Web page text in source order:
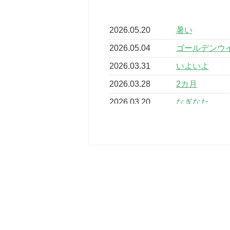
2026.05.20 暑い
2026.05.04 ゴールデンウ
2026.03.31 いよいよ
2026.03.28 2カ月
2026.03.20 なぎなた